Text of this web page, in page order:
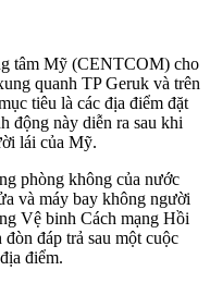
tâm Mỹ (CENTCOM) cho
quanh TP Geruk và trên
tiêu là các địa điểm đặt
động này diễn ra sau khi
lái của Mỹ.
phòng không của nước
và máy bay không người
Vệ binh Cách mạng Hồi
đáp trả sau một cuộc
điểm.